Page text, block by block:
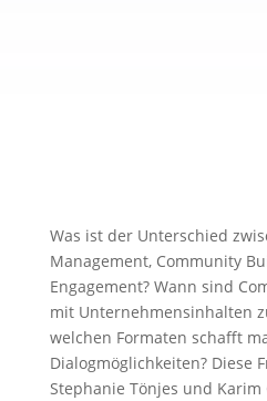
Was ist der Unterschied
Management, Community
Engagement? Wann sind
mit Unternehmensinhalten
welchen Formaten schafft
Dialogmöglichkeiten? Diese
Stephanie Tönjes und